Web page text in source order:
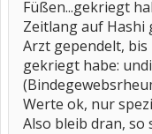
Füßen...gekriegt
Zeitlang auf Hashi
Arzt gependelt,
gekriegt habe:
Werte ok, nur
Also bleib dran, so